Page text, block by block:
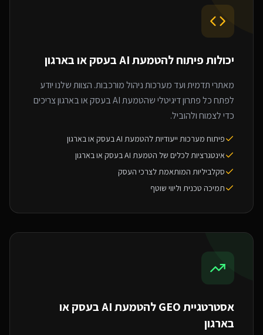
יכולות פיתוח להטמעת AI בעסק או בארגון
מאתרי תדמית ועד מערכות ניהול מורכבות. הצוות שלנו יודע
לפתח כל פתרון דיגיטלי שהטמעת AI בעסק או בארגון צריכים
כדי לצמוח ולהוביל.
פיתוח מערכות ייעודיות להטמעת AI בעסק או בארגון
אינטגרציות לכלים של הטמעת AI בעסק או בארגון
סקלביליות המותאמת לצרכי העסק
תמיכה טכנית וליווי שוטף
אסטרטגיית GEO ל
הטמעת AI בעסק או
בארגון